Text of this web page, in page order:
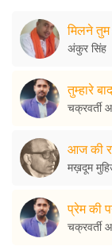
मिलने तुम
अंकुर सिंह
तुम्हारे
चक्रवर्ती
आज की
मख़दूम
प्रेम की
चक्रवर्ती